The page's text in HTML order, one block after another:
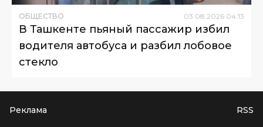
ОБЩЕСТВО 03.08.2026 04:13
В Ташкенте пьяный пассажир избил
водителя автобуса и разбил лобовое
стекло
Реклама RSS